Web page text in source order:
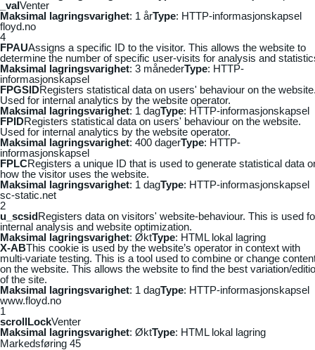
_vaIVenter
Maksimal lagringsvarighet: 1 årType: HTTP-informasjonskapsel
floyd.no
4
FPAUAssigns a specific ID to the visitor. This allows the website to
determine the number of specific user-visits for analysis and
Maksimal lagringsvarighet: 3 månederType: HTTP-
informasjonskapsel
FPGSIDRegisters statistical data on users' behaviour on the
Used for internal analytics by the website operator.
Maksimal lagringsvarighet: 1 dagType: HTTP-informasjonskapsel
FPIDRegisters statistical data on users' behaviour on the website.
Used for internal analytics by the website operator.
Maksimal lagringsvarighet: 400 dagerType: HTTP-
informasjonskapsel
FPLCRegisters a unique ID that is used to generate statistical data
how the visitor uses the website.
Maksimal lagringsvarighet: 1 dagType: HTTP-informasjonskapsel
sc-static.net
2
u_scsidRegisters data on visitors' website-behaviour. This is used
internal analysis and website optimization.
Maksimal lagringsvarighet: ØktType: HTML lokal lagring
X-ABThis cookie is used by the website’s operator in context with
multi-variate testing. This is a tool used to combine or change
on the website. This allows the website to find the best variation/
of the site.
Maksimal lagringsvarighet: 1 dagType: HTTP-informasjonskapsel
www.floyd.no
1
scrollLockVenter
Maksimal lagringsvarighet: ØktType: HTML lokal lagring
Markedsføring 45